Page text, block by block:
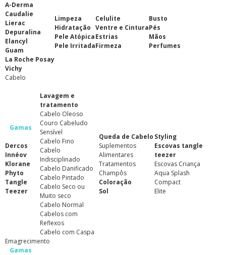
A-Derma
Caudalie
Lierac
Depuralina
Elancyl
Guam
La Roche Posay
Vichy
Limpeza
Hidratação
Pele Atópica
Pele Irritada
Celulite
Ventre e Cintura
Estrias
Firmeza
Busto
Pés
Mãos
Perfumes
Cabelo
Gamas
Dercos
Innéov
Klorane
Phyto
Tangle
Teezer
Lavagem e
tratamento
Cabelo Oleoso
Couro Cabeludo
Sensível
Cabelo Fino
Cabelo
Indisciplinado
Cabelo Danificado
Cabelo Pintado
Cabelo Seco ou
Muito seco
Cabelo Normal
Cabelos com
Reflexos
Cabelo com Caspa
Queda de Cabelo
Suplementos
Alimentares
Tratamentos
Champôs
Coloração
Sol
Styling
Escovas tangle
teezer
Escovas Criança
Aqua Splash
Compact
Elite
Emagrecimento
Gamas